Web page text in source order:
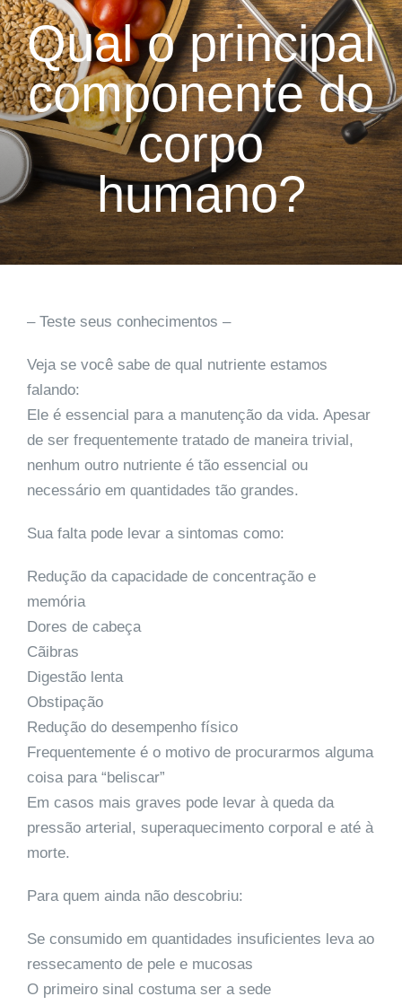
Qual o principal
componente do
corpo
humano?
– Teste seus conhecimentos –
Veja se você sabe de qual nutriente estamos
falando:
Ele é essencial para a manutenção da vida. Apesar
de ser frequentemente tratado de maneira trivial,
nenhum outro nutriente é tão essencial ou
necessário em quantidades tão grandes.
Sua falta pode levar a sintomas como:
Redução da capacidade de concentração e
memória
Dores de cabeça
Cãibras
Digestão lenta
Obstipação
Redução do desempenho físico
Frequentemente é o motivo de procurarmos alguma
coisa para “beliscar”
Em casos mais graves pode levar à queda da
pressão arterial, superaquecimento corporal e até à
morte.
Para quem ainda não descobriu:
Se consumido em quantidades insuficientes leva ao
ressecamento de pele e mucosas
O primeiro sinal costuma ser a sede